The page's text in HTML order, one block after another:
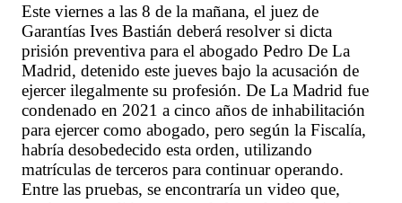
Este viernes a las 8 de la mañana, el juez de
Garantías Ives Bastián deberá resolver si dicta
prisión preventiva para el abogado Pedro De La
Madrid, detenido este jueves bajo la acusación de
ejercer ilegalmente su profesión. De La Madrid fue
condenado en 2021 a cinco años de inhabilitación
para ejercer como abogado, pero según la Fiscalía,
habría desobedecido esta orden, utilizando
matrículas de terceros para continuar operando.
Entre las pruebas, se encontraría un video que,